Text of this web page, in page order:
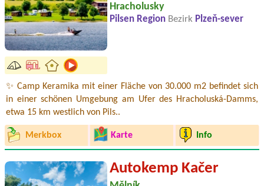
Hracholusky
Pilsen Region Bezirk Plzeň-sever
✨ Camp Keramika mit einer Fläche von 30.000 m2 befindet sich
in einer schönen Umgebung am Ufer des Hracholuská-Damms,
etwa 15 km westlich von Pils..
Merkbox Karte Info
Autokemp Kačer